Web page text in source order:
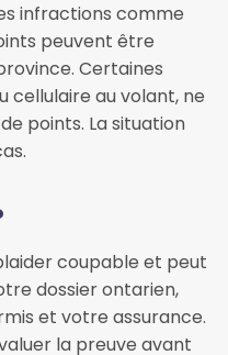
infractions comme
peuvent être
Certaines
cellulaire au volant, ne
points. La situation
coupable et peut
dossier ontarien,
et votre assurance.
la preuve avant